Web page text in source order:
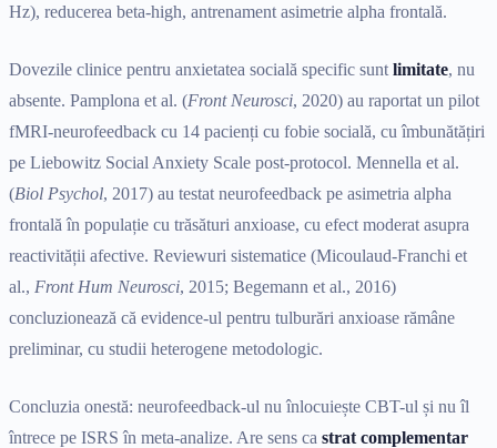
Hz), reducerea beta-high, antrenament asimetrie alpha frontală.
Dovezile clinice pentru anxietatea socială specific sunt limitate, nu
absente. Pamplona et al. (Front Neurosci, 2020) au raportat un pilot
fMRI-neurofeedback cu 14 pacienți cu fobie socială, cu îmbunătățiri
pe Liebowitz Social Anxiety Scale post-protocol. Mennella et al.
(Biol Psychol, 2017) au testat neurofeedback pe asimetria alpha
frontală în populație cu trăsături anxioase, cu efect moderat asupra
reactivității afective. Reviewuri sistematice (Micoulaud-Franchi et
al., Front Hum Neurosci, 2015; Begemann et al., 2016)
concluzionează că evidence-ul pentru tulburări anxioase rămâne
preliminar, cu studii heterogene metodologic.
Concluzia onestă: neurofeedback-ul nu înlocuiește CBT-ul și nu îl
întrece pe ISRS în meta-analize. Are sens ca strat complementar